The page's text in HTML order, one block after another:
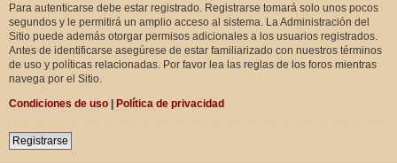
Para autenticarse debe estar registrado. Registrarse tomará solo unos pocos
segundos y le permitirá un amplio acceso al sistema. La Administración del
Sitio puede además otorgar permisos adicionales a los usuarios registrados.
Antes de identificarse asegúrese de estar familiarizado con nuestros términos
de uso y políticas relacionadas. Por favor lea las reglas de los foros mientras
navega por el Sitio.
Condiciones de uso | Política de privacidad
Registrarse